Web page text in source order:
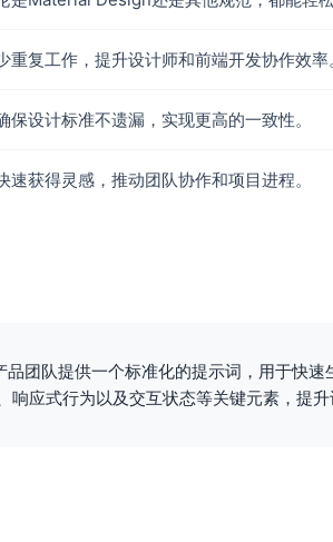
果”（Ripple Effect），以符合Material Design
） ：
景应保持适当的颜色对比度，但颜色不可过于
需要反馈，例如提交中，可在按钮内嵌入旋
在200ms-300ms之间，避免对用户产生滞
重复工作，提升设计师和前端开发协作效率
保设计标准不遗漏，实现更高的一致性。
速获得灵感，推动团队协作和项目进程。
团队提供一个标准化的提示词，用于快速
响应式行为以及交互状态等关键元素，提升